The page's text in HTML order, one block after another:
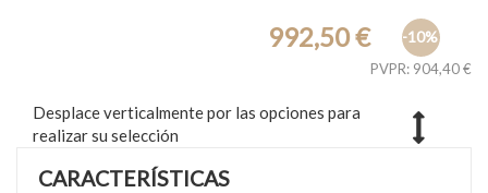
-10%
PVPR: 904,40 €
992,50 €
Desplace verticalmente por las opciones para
realizar su selección
CARACTERÍSTICAS